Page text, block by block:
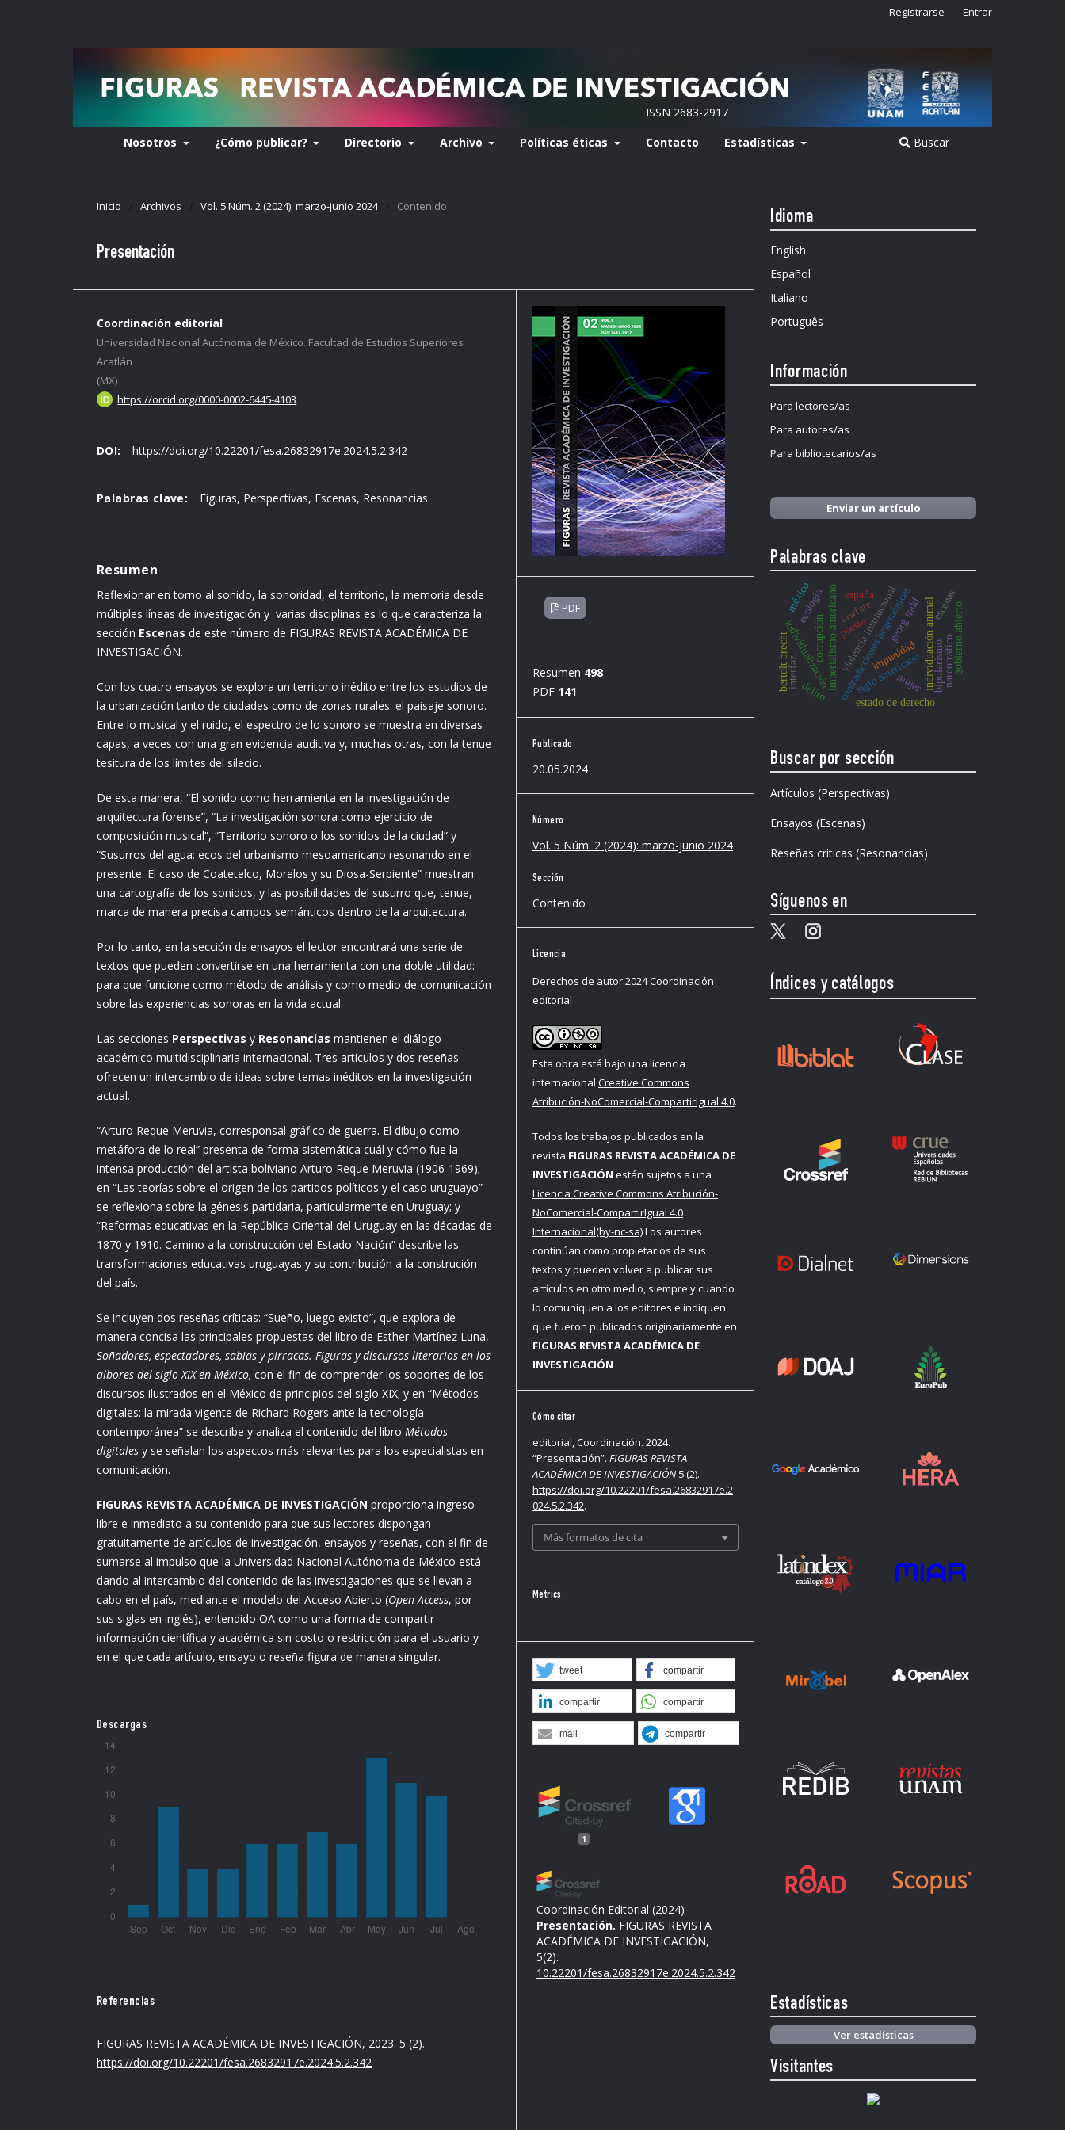
ISSN 2683-2917
Nosotros ¿Cómo publicar? Directorio Archivo Políticas éticas Contacto Estadísticas Buscar
Registrarse Entrar
Inicio / Archivos / Vol. 5 Núm. 2 (2024): marzo-junio 2024 / Contenido
Presentación
Coordinación editorial
Universidad Nacional Autónoma de México. Facultad de Estudios Superiores
Acatlán
(MX)
https://orcid.org/0000-0002-6445-4103
DOI: https://doi.org/10.22201/fesa.26832917e.2024.5.2.342
Palabras clave: Figuras, Perspectivas, Escenas, Resonancias
Resumen
Reflexionar en torno al sonido, la sonoridad, el territorio, la memoria desde
múltiples líneas de investigación y varias disciplinas es lo que caracteriza la
sección Escenas de este número de FIGURAS REVISTA ACADÉMICA DE
INVESTIGACIÓN.
Con los cuatro ensayos se explora un territorio inédito entre los estudios de
la urbanización tanto de ciudades como de zonas rurales: el paisaje sonoro.
Entre lo musical y el ruido, el espectro de lo sonoro se muestra en diversas
capas, a veces con una gran evidencia auditiva y, muchas otras, con la tenue
tesitura de los límites del silecio.
De esta manera, “El sonido como herramienta en la investigación de
arquitectura forense”, “La investigación sonora como ejercicio de
composición musical”, “Territorio sonoro o los sonidos de la ciudad” y
“Susurros del agua: ecos del urbanismo mesoamericano resonando en el
presente. El caso de Coatetelco, Morelos y su Diosa-Serpiente” muestran
una cartografía de los sonidos, y las posibilidades del susurro que, tenue,
marca de manera precisa campos semánticos dentro de la arquitectura.
Por lo tanto, en la sección de ensayos el lector encontrará una serie de
textos que pueden convertirse en una herramienta con una doble utilidad:
para que funcione como método de análisis y como medio de comunicación
sobre las experiencias sonoras en la vida actual.
Las secciones Perspectivas y Resonancias mantienen el diálogo
académico multidisciplinaria internacional. Tres artículos y dos reseñas
ofrecen un intercambio de ideas sobre temas inéditos en la investigación
actual.
“Arturo Reque Meruvia, corresponsal gráfico de guerra. El dibujo como
metáfora de lo real” presenta de forma sistemática cuál y cómo fue la
intensa producción del artista boliviano Arturo Reque Meruvia (1906-1969);
en “Las teorías sobre el origen de los partidos políticos y el caso uruguayo”
se reflexiona sobre la génesis partidaria, particularmente en Uruguay; y
“Reformas educativas en la República Oriental del Uruguay en las décadas de
1870 y 1910. Camino a la construcción del Estado Nación” describe las
transformaciones educativas uruguayas y su contribución a la construción
del país.
Se incluyen dos reseñas críticas: “Sueño, luego existo”, que explora de
manera concisa las principales propuestas del libro de Esther Martínez Luna,
Soñadores, espectadores, sabias y pirracas. Figuras y discursos literarios en los
albores del siglo XIX en México, con el fin de comprender los soportes de los
discursos ilustrados en el México de principios del siglo XIX; y en “Métodos
digitales: la mirada vigente de Richard Rogers ante la tecnología
contemporánea” se describe y analiza el contenido del libro Métodos
digitales y se señalan los aspectos más relevantes para los especialistas en
comunicación.
FIGURAS REVISTA ACADÉMICA DE INVESTIGACIÓN proporciona ingreso
libre e inmediato a su contenido para que sus lectores dispongan
gratuitamente de artículos de investigación, ensayos y reseñas, con el fin de
sumarse al impulso que la Universidad Nacional Autónoma de México está
dando al intercambio del contenido de las investigaciones que se llevan a
cabo en el país, mediante el modelo del Acceso Abierto (Open Access, por
sus siglas en inglés), entendido OA como una forma de compartir
información científica y académica sin costo o restricción para el usuario y
en el que cada artículo, ensayo o reseña figura de manera singular.
Descargas
Referencias
FIGURAS REVISTA ACADÉMICA DE INVESTIGACIÓN, 2023. 5 (2).
https://doi.org/10.22201/fesa.26832917e.2024.5.2.342
PDF
Resumen 498
PDF 141
Publicado
20.05.2024
Número
Vol. 5 Núm. 2 (2024): marzo-junio 2024
Sección
Contenido
Licencia
Derechos de autor 2024 Coordinación
editorial
Esta obra está bajo una licencia
internacionalCreative Commons
Atribución-NoComercial-CompartirIgual 4.0.
Todos los trabajos publicados en la
revista FIGURAS REVISTA ACADÉMICA DE
INVESTIGACIÓN están sujetos a una
Licencia Creative Commons Atribución-
NoComercial-CompartirIgual 4.0
Internacional(by-nc-sa)Los autores
continúan como propietarios de sus
textos y pueden volver a publicar sus
artículos en otro medio, siempre y cuando
lo comuniquen a los editores e indiquen
que fueron publicados originariamente en
FIGURAS REVISTA ACADÉMICA DE
INVESTIGACIÓN
Cómo citar
editorial, Coordinación. 2024.
“Presentación”.FIGURAS REVISTA
ACADÉMICA DE INVESTIGACIÓN 5 (2).
https://doi.org/10.22201/fesa.26832917e.2
024.5.2.342.
Más formatos de cita
Metrics
tweet compartir
compartir compartir
mail compartir
1
Coordinación Editorial (2024)
Presentación. FIGURAS REVISTA
ACADÉMICA DE INVESTIGACIÓN,
5(2).
10.22201/fesa.26832917e.2024.5.2.342
Idioma
English
Español
Italiano
Português
Información
Para lectores/as
Para autores/as
Para bibliotecarios/as
Enviar un artículo
Palabras clave
contradicciones hegemónicas
siglo americano
imperialismo americano
individualización individuación animal
mujer
violencia institucional
delito estado de derecho
corrupción impunidad
poesía georg trakl
bertolt brecht bipolarismo
lawfare
narcotráfico
interfaz
ecología gobierno abierto
méxico españa escenas
Buscar por sección
Artículos (Perspectivas)
Ensayos (Escenas)
Reseñas críticas (Resonancias)
Síguenos en
Índices y catálogos
Estadísticas
Ver estadísticas
Visitantes